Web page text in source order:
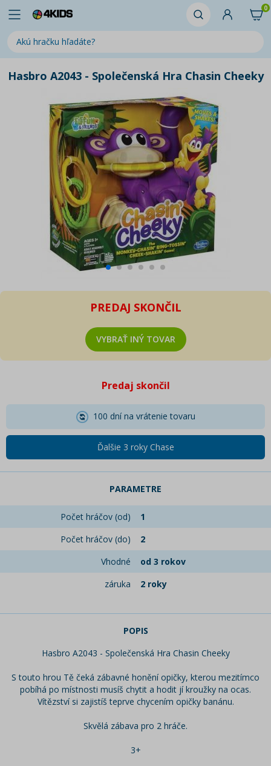
0
Hasbro A2043 - Společenská Hra Chasin Cheeky
PREDAJ SKONČIL
VYBRAŤ INÝ TOVAR
Predaj skončil
100 dní na vrátenie tovaru
Ďalšie 3 roky Chase
PARAMETRE
Počet hráčov (od)
1
Počet hráčov (do)
2
Vhodné
od 3 rokov
záruka
2 roky
POPIS
Hasbro A2043 - Společenská Hra Chasin Cheeky
S touto hrou Tě čeká zábavné honění opičky, kterou mezitímco
pobíhá po místnosti musíš chytit a hodit jí kroužky na ocas.
Vítězství si zajistíš teprve chycením opičky banánu.
Skvělá zábava pro 2 hráče.
3+